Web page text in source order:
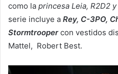
como la princesa Leia, R2D2
serie incluye a Rey, C-3PO,
Stormtroopercon vestidos
Mattel, Robert Best.